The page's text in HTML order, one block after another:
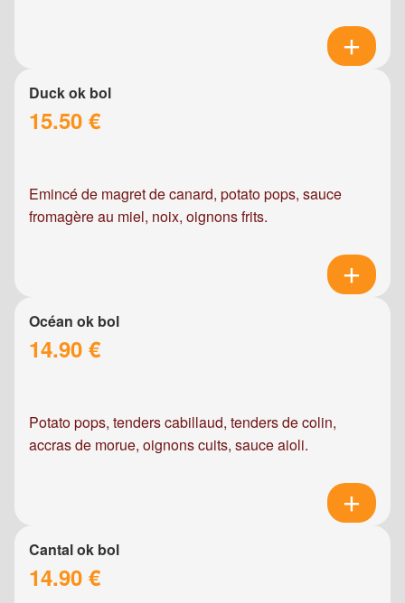
Duck ok bol
15.50 €
Emincé de magret de canard, potato pops, sauce
fromagère au miel, noix, oignons frits.
Océan ok bol
14.90 €
Potato pops, tenders cabillaud, tenders de colin,
accras de morue, oignons cuits, sauce aioli.
Cantal ok bol
14.90 €